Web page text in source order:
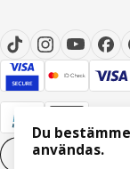
Inställningar
Du
användas.